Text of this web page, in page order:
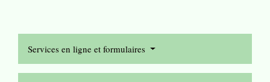
Services en ligne et formulaires